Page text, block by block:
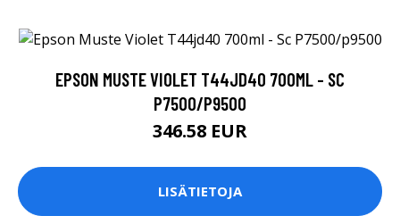
EPSON MUSTE VIOLET T44JD40 700ML - SC
P7500/P9500
346.58 EUR
LISÄTIETOJA